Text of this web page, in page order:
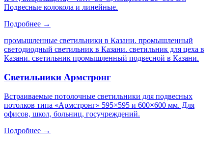
Подвесные колокола и линейные.
Подробнее →
промышленные светильники в Казани. промышленный
светодиодный светильник в Казани. светильник для цеха в
Казани. светильник промышленный подвесной в Казани.
Светильники Армстронг
Встраиваемые потолочные светильники для подвесных
потолков типа «Армстронг» 595×595 и 600×600 мм. Для
офисов, школ, больниц, госучреждений.
Подробнее →